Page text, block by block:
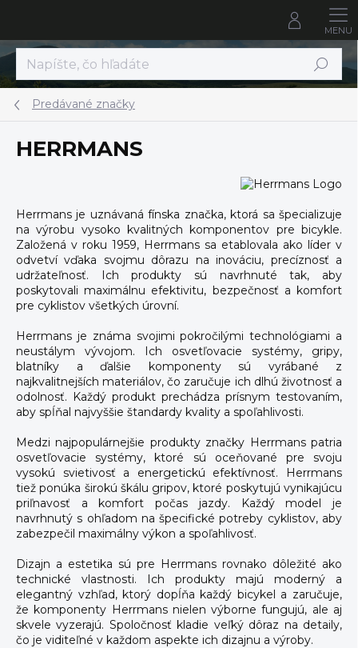
obsah
Hľadať
Predávané značky
HERRMANS
Herrmans je uznávaná fínska značka, ktorá sa špecializuje
na výrobu vysoko kvalitných komponentov pre bicykle.
Založená v roku 1959, Herrmans sa etablovala ako líder v
odvetví vďaka svojmu dôrazu na inováciu, precíznosť a
udržateľnosť. Ich produkty sú navrhnuté tak, aby
poskytovali maximálnu efektivitu, bezpečnosť a komfort
pre cyklistov všetkých úrovní.
Herrmans je známa svojimi pokročilými technológiami a
neustálym vývojom. Ich osvetľovacie systémy, gripy,
blatníky a ďalšie komponenty sú vyrábané z
najkvalitnejších materiálov, čo zaručuje ich dlhú životnosť a
odolnosť. Každý produkt prechádza prísnym testovaním,
aby spĺňal najvyššie štandardy kvality a spoľahlivosti.
Medzi najpopulárnejšie produkty značky Herrmans patria
osvetľovacie systémy, ktoré sú oceňované pre svoju
vysokú svietivosť a energetickú efektívnosť. Herrmans
tiež ponúka širokú škálu gripov, ktoré poskytujú vynikajúcu
priľnavosť a komfort počas jazdy. Každý model je
navrhnutý s ohľadom na špecifické potreby cyklistov, aby
zabezpečil maximálny výkon a spoľahlivosť.
Dizajn a estetika sú pre Herrmans rovnako dôležité ako
technické vlastnosti. Ich produkty majú moderný a
elegantný vzhľad, ktorý dopĺňa každý bicykel a zaručuje,
že komponenty Herrmans nielen výborne fungujú, ale aj
skvele vyzerajú. Spoločnosť kladie veľký dôraz na detaily,
čo je viditeľné v každom aspekte ich dizajnu a výroby.